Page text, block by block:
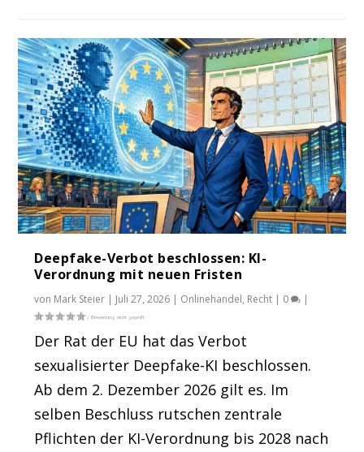
Deepfake-Verbot beschlossen: KI-
Verordnung mit neuen Fristen
von Mark Steier | Juli 27, 2026 | Onlinehandel, Recht | 0 |
Der Rat der EU hat das Verbot
sexualisierter Deepfake-KI beschlossen.
Ab dem 2. Dezember 2026 gilt es. Im
selben Beschluss rutschen zentrale
Pflichten der KI-Verordnung bis 2028 nach